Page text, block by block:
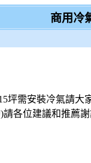
商用冷
坪需安裝冷氣請大
各位建議和推薦